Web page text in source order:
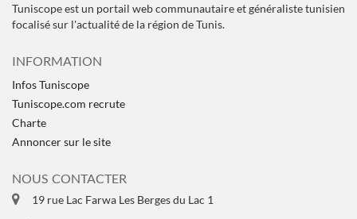
Tuniscope est un portail web communautaire et généraliste tunisien
focalisé sur l'actualité de la région de Tunis.
INFORMATION
Infos Tuniscope
Tuniscope.com recrute
Charte
Annoncer sur le site
NOUS CONTACTER
19 rue Lac Farwa Les Berges du Lac 1